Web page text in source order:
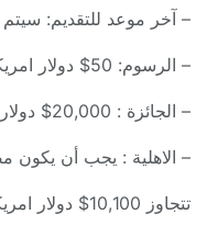
– آخر موعد للتقديم: سيتم
– الرسوم: 50$ دولار امريكي.
– الجائزة : 20,000$ دولار امريكي.
– الاهلية : يجب أن يكون
تتجاوز 10,100$ دولار امريكي خلال السنة التقويمية السابقة..